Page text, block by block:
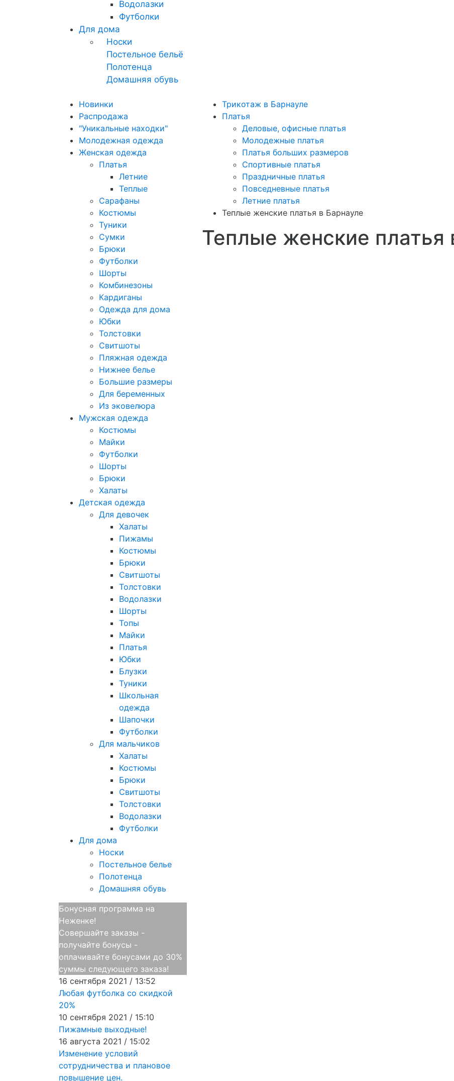
Водолазки
Футболки
Для дома
Носки
Постельное бельё
Полотенца
Домашняя обувь
Новинки
Распродажа
"Уникальные находки"
Молодежная одежда
Женская одежда
Платья
Летние
Теплые
Сарафаны
Костюмы
Туники
Сумки
Брюки
Футболки
Шорты
Комбинезоны
Кардиганы
Одежда для дома
Юбки
Толстовки
Свитшоты
Пляжная одежда
Нижнее белье
Большие размеры
Для беременных
Из эковелюра
Мужская одежда
Костюмы
Майки
Футболки
Шорты
Брюки
Халаты
Детская одежда
Для девочек
Халаты
Пижамы
Костюмы
Брюки
Свитшоты
Толстовки
Водолазки
Шорты
Топы
Майки
Платья
Юбки
Блузки
Туники
Школьная
одежда
Шапочки
Футболки
Для мальчиков
Халаты
Костюмы
Брюки
Свитшоты
Толстовки
Водолазки
Футболки
Для дома
Носки
Постельное белье
Полотенца
Домашняя обувь
Бонусная программа на
Неженке!
Совершайте заказы -
получайте бонусы -
оплачивайте бонусами до 30%
суммы следующего заказа!
16 сентября 2021 / 13:52
Любая футболка со скидкой
20%
10 сентября 2021 / 15:10
Пижамные выходные!
16 августа 2021 / 15:02
Изменение условий
сотрудничества и плановое
повышение цен.
Трикотаж в Барнауле
Платья
Деловые, офисные платья
Молодежные платья
Платья больших размеров
Спортивные платья
Праздничные платья
Повседневные платья
Летние платья
Теплые женские платья в Барнауле
Теплые женские платья